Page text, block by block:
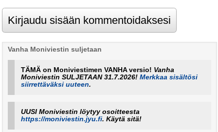
Vanha Moniviestin suljetaan
TÄMÄ on Moniviestimen VANHA versio! Vanha
Moniviestin SULJETAAN 31.7.2026!Merkkaa sisältösi
siirrettäväksi uuteen.
UUSI Moniviestin löytyy osoitteesta
https://moniviestin.jyu.fi. Käytä sitä!